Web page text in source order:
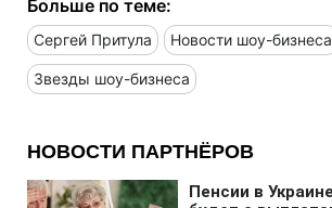
Больше по теме:
Сергей Притула Новости шоу-бизнеса
Звезды шоу-бизнеса